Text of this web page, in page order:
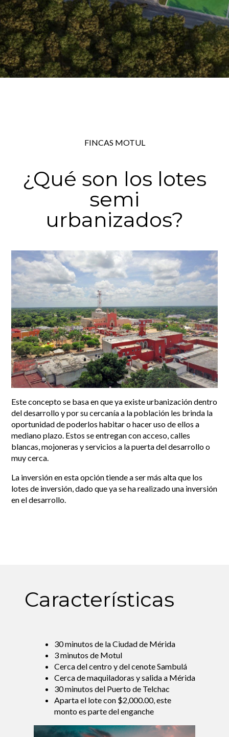
FINCAS MOTUL
¿Qué son los lotes
semi
urbanizados?
Este concepto se basa en que ya existe urbanización dentro
del desarrollo y por su cercanía a la población les brinda la
oportunidad de poderlos habitar o hacer uso de ellos a
mediano plazo. Estos se entregan con acceso, calles
blancas, mojoneras y servicios a la puerta del desarrollo o
muy cerca.
La inversión en esta opción tiende a ser más alta que los
lotes de inversión, dado que ya se ha realizado una inversión
en el desarrollo.
Características
30 minutos de la Ciudad de Mérida
3 minutos de Motul
Cerca del centro y del cenote Sambulá
Cerca de maquiladoras y salida a Mérida
30 minutos del Puerto de Telchac
Aparta el lote con $2,000.00, este
monto es parte del enganche